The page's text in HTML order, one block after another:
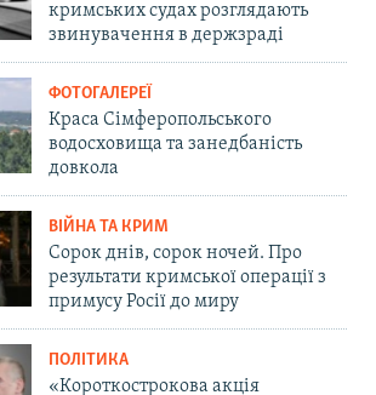
кримських судах розглядають
звинувачення в держзраді
ФОТОГАЛЕРЕЇ
Краса Сімферопольського
водосховища та занедбаність
довкола
ВІЙНА ТА КРИМ
Сорок днів, сорок ночей. Про
результати кримської операції з
примусу Росії до миру
ПОЛІТИКА
«Короткострокова акція